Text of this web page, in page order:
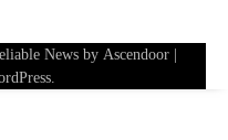
News by Ascendoor
.